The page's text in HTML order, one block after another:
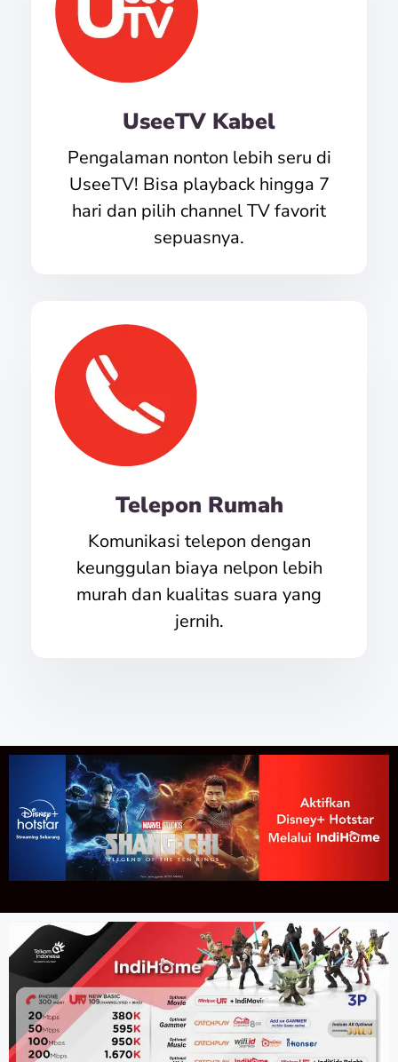
UseeTV Kabel
Pengalaman nonton lebih seru di
UseeTV! Bisa playback hingga 7
hari dan pilih channel TV favorit
sepuasnya.
Telepon Rumah
Komunikasi telepon dengan
keunggulan biaya nelpon lebih
murah dan kualitas suara yang
jernih.